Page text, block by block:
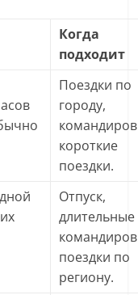
Когда
подходит
Поездки по
городу,
короткие
поездки.
Отпуск,
длительные
поездки по
региону.